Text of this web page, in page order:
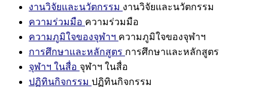
งานวิจัยและนวัตกรรม งานวิจัยและนวัตกรรม
ความร่วมมือ ความร่วมมือ
ความภูมิใจของจุฬาฯ ความภูมิใจของจุฬาฯ
การศึกษาและหลักสูตร การศึกษาและหลักสูตร
จุฬาฯ ในสื่อ จุฬาฯ ในสื่อ
ปฏิทินกิจกรรม ปฏิทินกิจกรรม